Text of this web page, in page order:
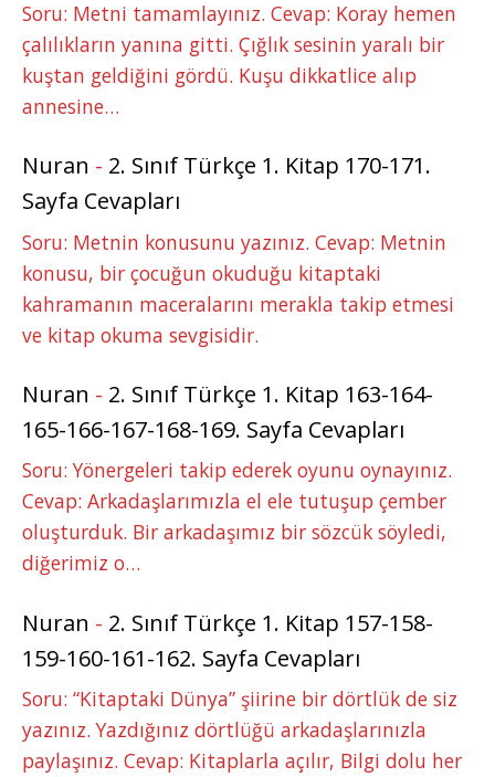
Soru: Metni tamamlayınız. Cevap: Koray hemen
çalılıkların yanına gitti. Çığlık sesinin yaralı bir
kuştan geldiğini gördü. Kuşu dikkatlice alıp
annesine…
Nuran - 2. Sınıf Türkçe 1. Kitap 170-171.
Sayfa Cevapları
Soru: Metnin konusunu yazınız. Cevap: Metnin
konusu, bir çocuğun okuduğu kitaptaki
kahramanın maceralarını merakla takip etmesi
ve kitap okuma sevgisidir.
Nuran - 2. Sınıf Türkçe 1. Kitap 163-164-
165-166-167-168-169. Sayfa Cevapları
Soru: Yönergeleri takip ederek oyunu oynayınız.
Cevap: Arkadaşlarımızla el ele tutuşup çember
oluşturduk. Bir arkadaşımız bir sözcük söyledi,
diğerimiz o…
Nuran - 2. Sınıf Türkçe 1. Kitap 157-158-
159-160-161-162. Sayfa Cevapları
Soru: “Kitaptaki Dünya” şiirine bir dörtlük de siz
yazınız. Yazdığınız dörtlüğü arkadaşlarınızla
paylaşınız. Cevap: Kitaplarla açılır, Bilgi dolu her